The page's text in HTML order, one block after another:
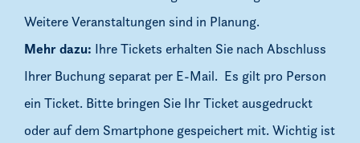
Weitere Veranstaltungen sind in Planung.
Mehr dazu: Ihre Tickets erhalten Sie nach Abschluss
Ihrer Buchung separat per E-Mail. Es gilt pro Person
ein Ticket. Bitte bringen Sie Ihr Ticket ausgedruckt
oder auf dem Smartphone gespeichert mit. Wichtig ist